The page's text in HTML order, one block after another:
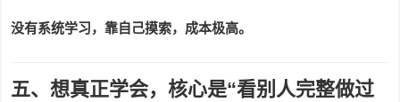
没有系统学习，靠自己摸索，成本极高。
五、想真正学会，核心是“看别人完整做过